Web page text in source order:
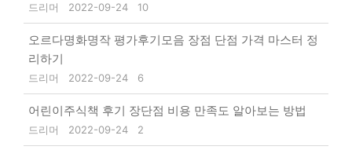
드리머 2022-09-24 10
오르다명화명작 평가후기모음 장점 단점 가격 마스터 정
리하기
드리머 2022-09-24 6
어린이주식책 후기 장단점 비용 만족도 알아보는 방법
드리머 2022-09-24 2